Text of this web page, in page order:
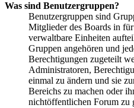
Was sind Benutzergruppen?
Benutzergruppen sind
Mitglieder des Boards in
verwaltbare Einheiten
Gruppen angehören und
Berechtigungen zugeteilt
Administratoren,
einmal zu ändern und sie
Bereichs zu machen oder
nichtöffentlichen Forum zu